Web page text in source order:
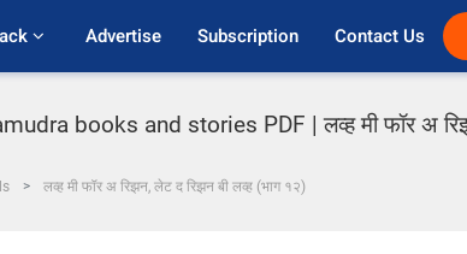
Advertise Subscription Contact Us
books and stories PDF | लव्ह मी फॉर अ
लव्ह मी फॉर अ रिझन, लेट द रिझन बी लव्ह (भाग १२)